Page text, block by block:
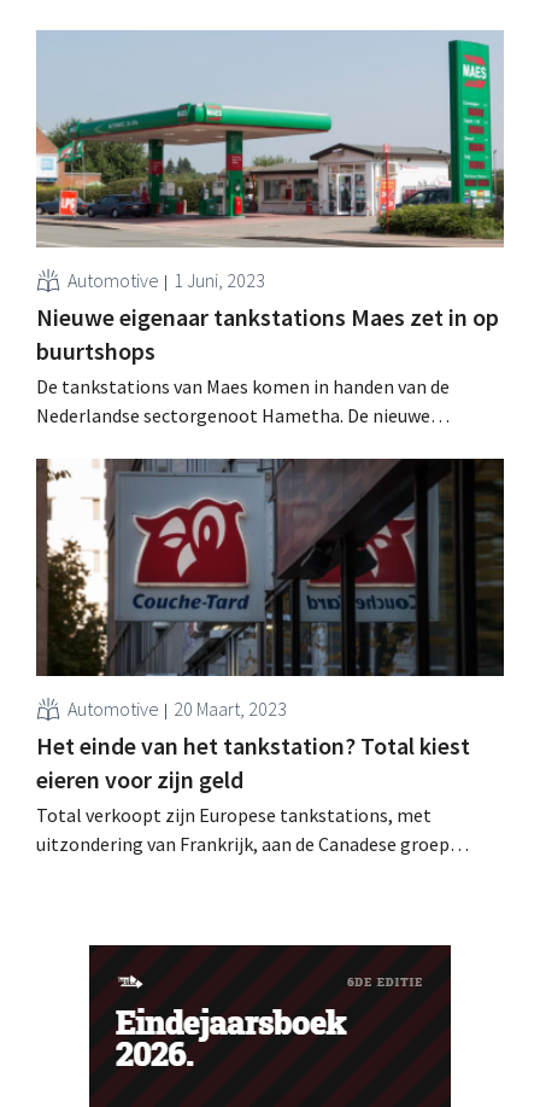
Automotive 1 Juni, 2023
Nieuwe eigenaar tankstations Maes zet in op
buurtshops
De tankstations van Maes komen in handen van de
Nederlandse sectorgenoot Hametha. De nieuwe
uitbreiden.
Automotive 20 Maart, 2023
Het einde van het tankstation? Total kiest
eieren voor zijn geld
Total verkoopt zijn Europese tankstations, met
uitzondering van Frankrijk, aan de Canadese groep